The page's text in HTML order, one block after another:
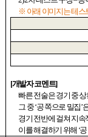
※ 아래 이미지는 테스
[개발자 코멘트]
빠른 전술은 경기 중
그 중‘공 쪽으로 밀집’
경기 전반에 걸쳐 지
이를 해결하기 위해 ‘공